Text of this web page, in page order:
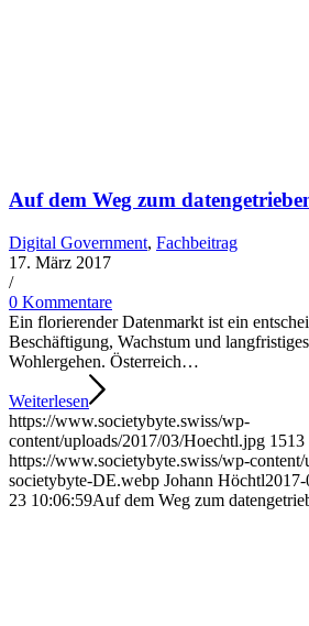
Auf dem Weg zum
Digital Government, Fachbeitrag
17. März 2017
/
0 Kommentare
Ein florierender Datenmarkt ist ein
Beschäftigung, Wachstum und
Wohlergehen. Österreich…
Weiterlesen
https://www.societybyte.swiss/wp-
content/uploads/2017/03/Hoechtl.jpg 1513
https://www.societybyte.swiss/wp-
societybyte-DE.webp Johann Höchtl
23 10:06:59Auf dem Weg zum